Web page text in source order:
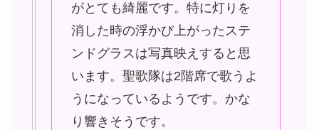
がとても綺麗です。特に灯りを
消した時の浮かび上がったステ
ンドグラスは写真映えすると思
います。聖歌隊は2階席で歌うよ
うになっているようです。かな
り響きそうです。